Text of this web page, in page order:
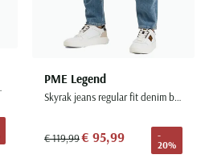
PME Legend
Skyrak jeans regular fit denim blauw 5-pocket
€ 119,99€ 95,99
-
20%